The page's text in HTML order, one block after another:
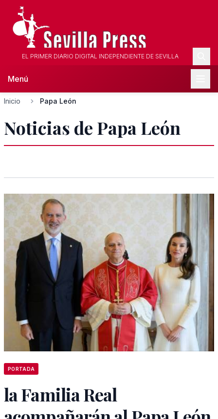
EL PRIMER DIARIO DIGITAL INDEPENDIENTE DE SEVILLA
Menú
Inicio Papa León
Noticias de Papa León
PORTADA
la Familia Real